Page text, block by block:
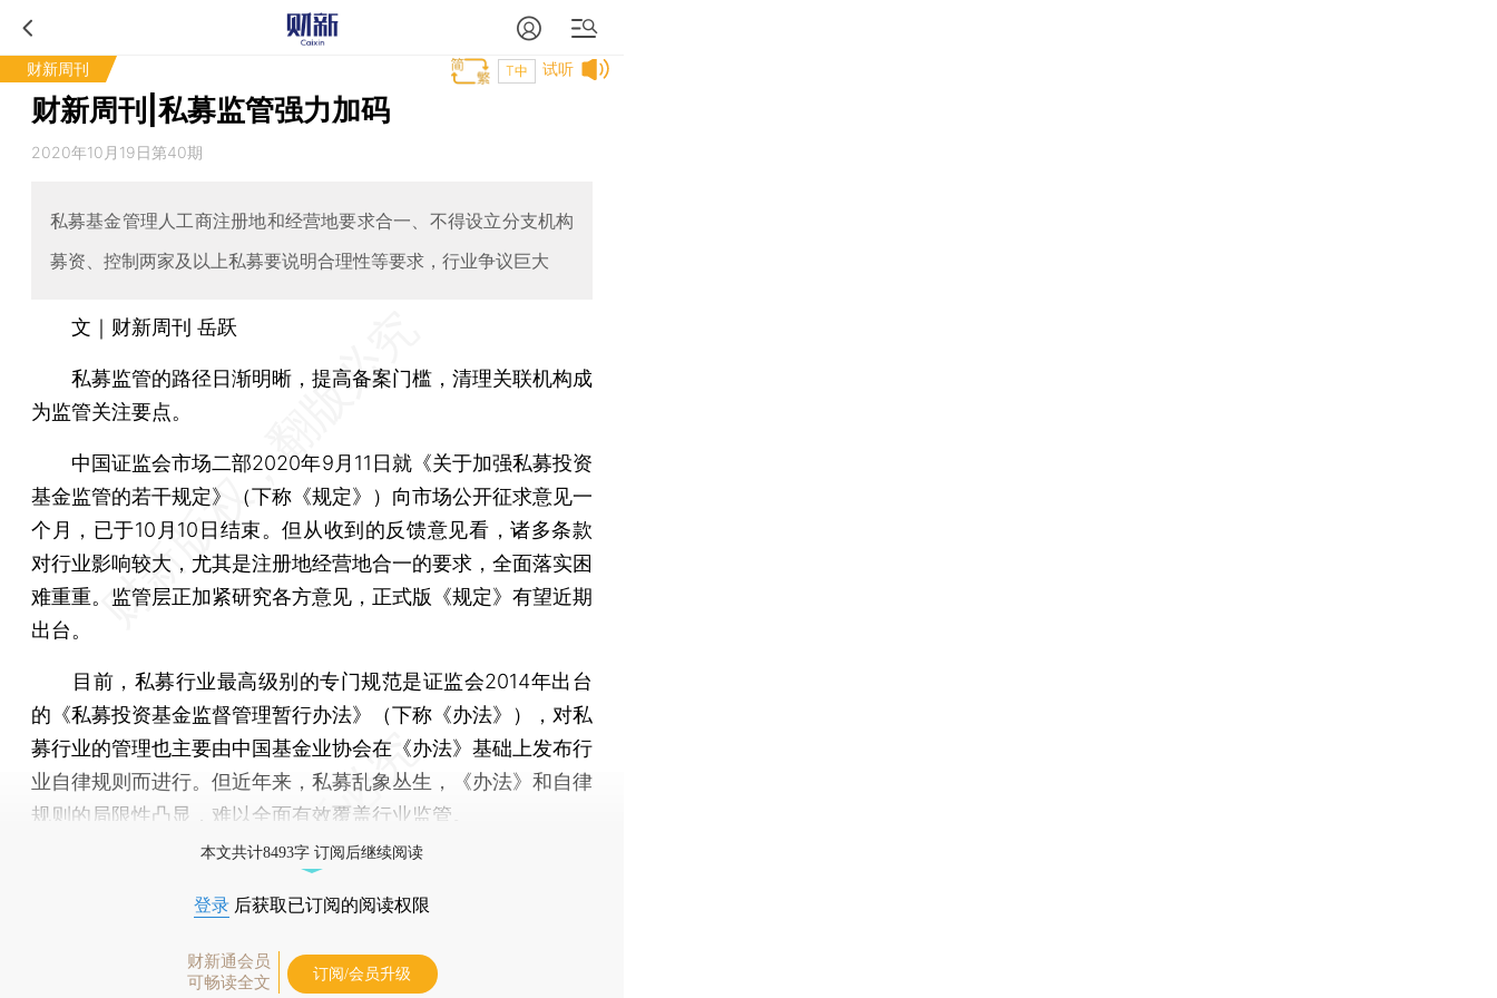
财新周刊 试听
T中
财新周刊|私募监管强力加码
2020年10月19日第40期
私募基金管理人工商注册地和经营地要求合一、不得设立分支机构
募资、控制两家及以上私募要说明合理性等要求，行业争议巨大
文｜财新周刊 岳跃
私募监管的路径日渐明晰，提高备案门槛，清理关联机构成
为监管关注要点。
中国证监会市场二部2020年9月11日就《关于加强私募投资
基金监管的若干规定》（下称《规定》）向市场公开征求意见一
个月，已于10月10日结束。但从收到的反馈意见看，诸多条款
对行业影响较大，尤其是注册地经营地合一的要求，全面落实困
难重重。监管层正加紧研究各方意见，正式版《规定》有望近期
出台。
目前，私募行业最高级别的专门规范是证监会2014年出台
的《私募投资基金监督管理暂行办法》（下称《办法》），对私
募行业的管理也主要由中国基金业协会在《办法》基础上发布行
业自律规则而进行。但近年来，私募乱象丛生，《办法》和自律
规则的局限性凸显，难以全面有效覆盖行业监管。
本文共计8493字 订阅后继续阅读
登录 后获取已订阅的阅读权限
财新通会员
可畅读全文
订阅/会员升级